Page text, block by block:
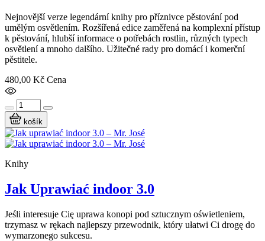
Nejnovější verze legendární knihy pro příznivce pěstování pod
umělým osvětlením. Rozšířená edice zaměřená na komplexní přístup
k pěstování, hlubší informace o potřebách rostlin, různých typech
osvětlení a mnoho dalšího. Užitečné rady pro domácí i komerční
pěstitele.
480,00 Kč Cena
košík
Knihy
Jak Uprawiać indoor 3.0
Jeśli interesuje Cię uprawa konopi pod sztucznym oświetleniem,
trzymasz w rękach najlepszy przewodnik, który ułatwi Ci drogę do
wymarzonego sukcesu.